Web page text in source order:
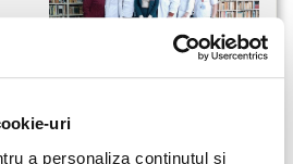
uri
a personaliza conținutul și